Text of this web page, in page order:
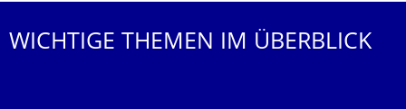
WICHTIGE THEMEN IM ÜBERBLICK